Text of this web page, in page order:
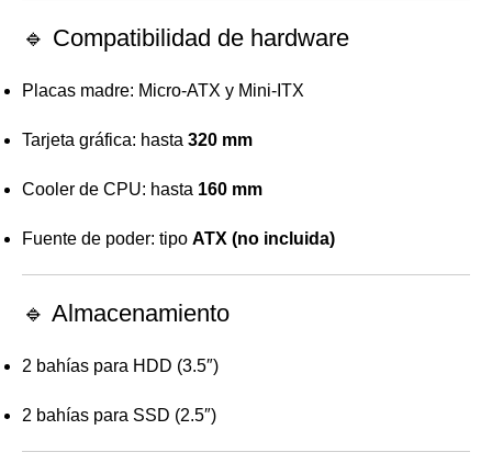
🔹 Compatibilidad de hardware
Placas madre: Micro-ATX y Mini-ITX
Tarjeta gráfica: hasta 320 mm
Cooler de CPU: hasta 160 mm
Fuente de poder: tipo ATX (no incluida)
🔹 Almacenamiento
2 bahías para HDD (3.5″)
2 bahías para SSD (2.5″)